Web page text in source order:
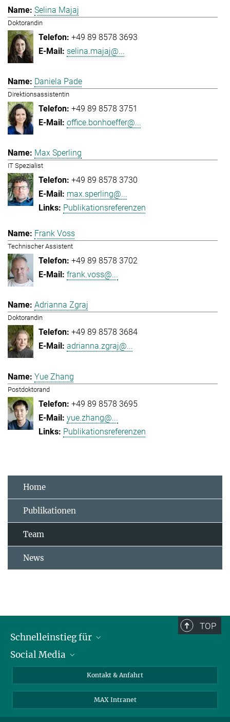
Selina Majaj
Doktorandin
+49 89 8578 3693
selina.majaj@...
Daniela Pade
Direktionsassistentin
+49 89 8578 3751
office.bonhoeffer@...
Max Sperling
IT Spezialist
+49 89 8578 3730
max.sperling@...
Publikationsreferenzen
Frank Voss
Technischer Assistent
+49 89 8578 3702
frank.voss@...
Adrianna Zgraj
Doktorandin
+49 89 8578 3684
adrianna.zgraj@...
Yue Zhang
Postdoktorand
+49 89 8578 3695
yue.zhang@...
Publikationsreferenzen
Home
Publikationen
Team
News
TOP
Schnelleinstieg für
Journalist*innen
Social Media
LinkedIn
Kontakt & Anfahrt
MAX Intranet